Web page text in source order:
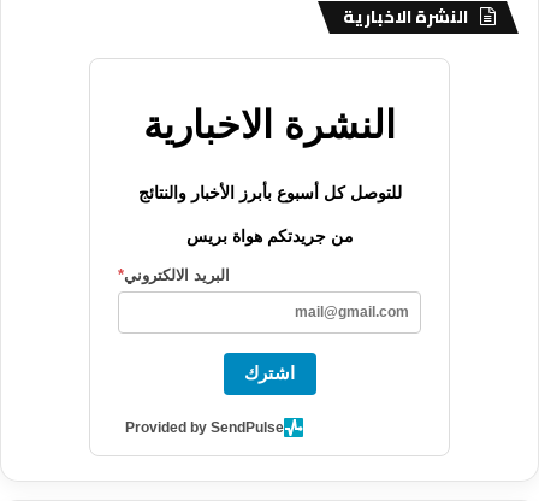
النشرة الاخبارية
النشرة الاخبارية
للتوصل كل أسبوع بأبرز الأخبار والنتائج
من جريدتكم هواة بريس
البريد الالكتروني*
اشترك
Provided by SendPulse